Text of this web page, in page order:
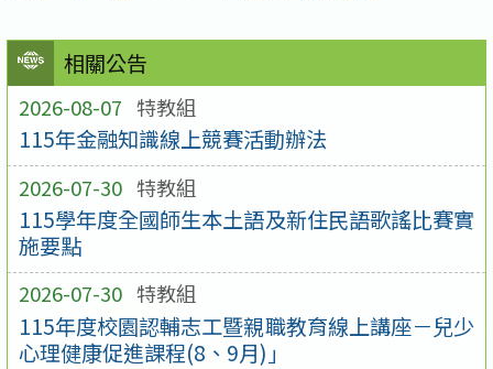
相關公告
2026-08-07 特教組
115年金融知識線上競賽活動辦法
2026-07-30 特教組
115學年度全國師生本土語及新住民語歌謠比賽實
施要點
2026-07-30 特教組
115年度校園認輔志工暨親職教育線上講座－兒少
心理健康促進課程(8、9月)」